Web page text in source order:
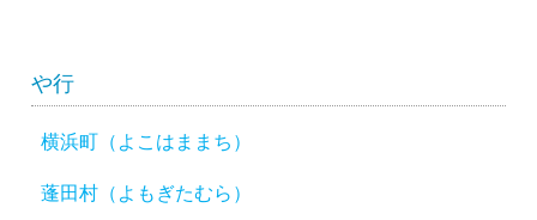
や行
横浜町（よこはままち）
蓬田村（よもぎたむら）